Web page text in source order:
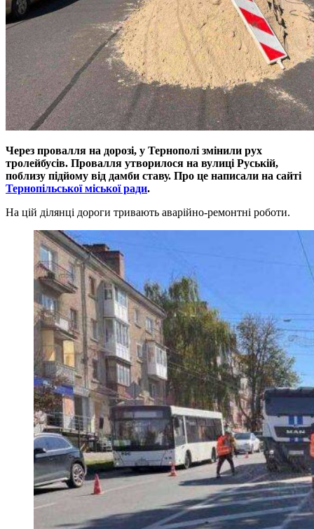
Через провалля на дорозі, у Тернополі змінили рух
тролейбусів. Провалля утворилося на вулиці Руській,
поблизу підйому від дамби ставу. Про це написали на сайті
Тернопільської міської ради.
На цій ділянці дороги тривають аварійно-ремонтні роботи.